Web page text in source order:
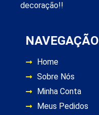
decoração!!
NAVEGAÇÃO
Home
Sobre Nós
Minha Conta
Meus Pedidos